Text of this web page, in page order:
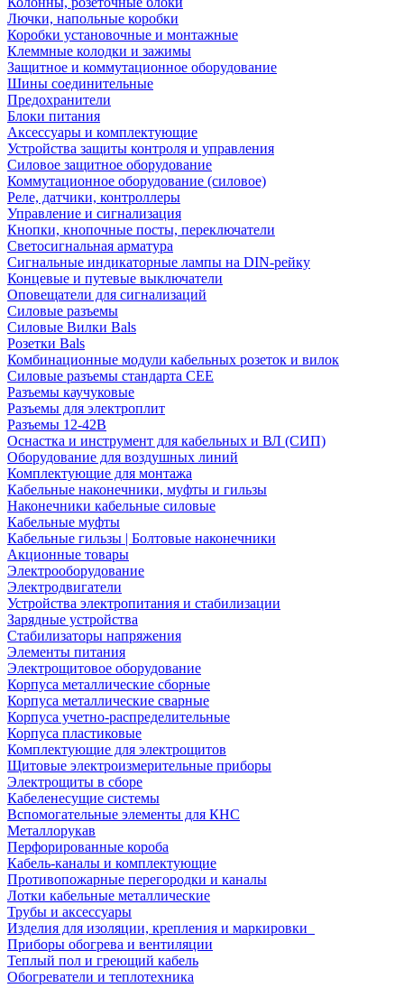
Лючки, напольные коробки
Коробки установочные и монтажные
Клеммные колодки и зажимы
Защитное и коммутационное оборудование
Шины соединительные
Предохранители
Блоки питания
Аксессуары и комплектующие
Устройства защиты контроля и управления
Силовое защитное оборудование
Коммутационное оборудование (силовое)
Реле, датчики, контроллеры
Управление и сигнализация
Кнопки, кнопочные посты, переключатели
Светосигнальная арматура
Сигнальные индикаторные лампы на DIN-рейку
Концевые и путевые выключатели
Оповещатели для сигнализаций
Силовые разъемы
Силовые Вилки Bals
Розетки Bals
Комбинационные модули кабельных розеток и вилок
Силовые разъемы стандарта CEE
Разъемы каучуковые
Разъемы для электроплит
Разъемы 12-42В
Оснастка и инструмент для кабельных и ВЛ (СИП)
Оборудование для воздушных линий
Комплектующие для монтажа
Кабельные наконечники, муфты и гильзы
Наконечники кабельные силовые
Кабельные муфты
Кабельные гильзы | Болтовые наконечники
Акционные товары
Электрооборудование
Электродвигатели
Устройства электропитания и стабилизации
Зарядные устройства
Стабилизаторы напряжения
Элементы питания
Электрощитовое оборудование
Корпуса металлические сборные
Корпуса металлические сварные
Корпуса учетно-распределительные
Корпуса пластиковые
Комплектующие для электрощитов
Щитовые электроизмерительные приборы
Электрощиты в сборе
Кабеленесущие системы
Вспомогательные элементы для КНС
Металлорукав
Перфорированные короба
Кабель-каналы и комплектующие
Противопожарные перегородки и каналы
Лотки кабельные металлические
Трубы и аксессуары
Изделия для изоляции, крепления и маркировки
Приборы обогрева и вентиляции
Теплый пол и греющий кабель
Обогреватели и теплотехника